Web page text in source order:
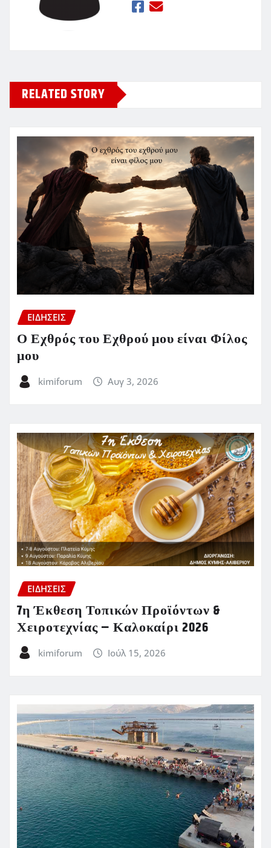
RELATED STORY
ΕΙΔΗΣΕΙΣ
Ο Εχθρός του Εχθρού μου είναι Φίλος
μου
kimiforum Αυγ 3, 2026
ΕΙΔΗΣΕΙΣ
7η Έκθεση Τοπικών Προϊόντων &
Χειροτεχνίας – Καλοκαίρι 2026
kimiforum Ιούλ 15, 2026